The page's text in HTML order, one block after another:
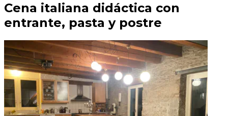
Cena italiana didáctica con
entrante, pasta y postre